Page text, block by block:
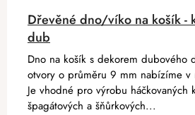
Dřevěné dno/víko na košík -
dub
Dno na košík s dekorem dubového
otvory o průměru 9 mm nabízíme v
Je vhodné pro výrobu háčkovaných
špagátových a šňůrkových...